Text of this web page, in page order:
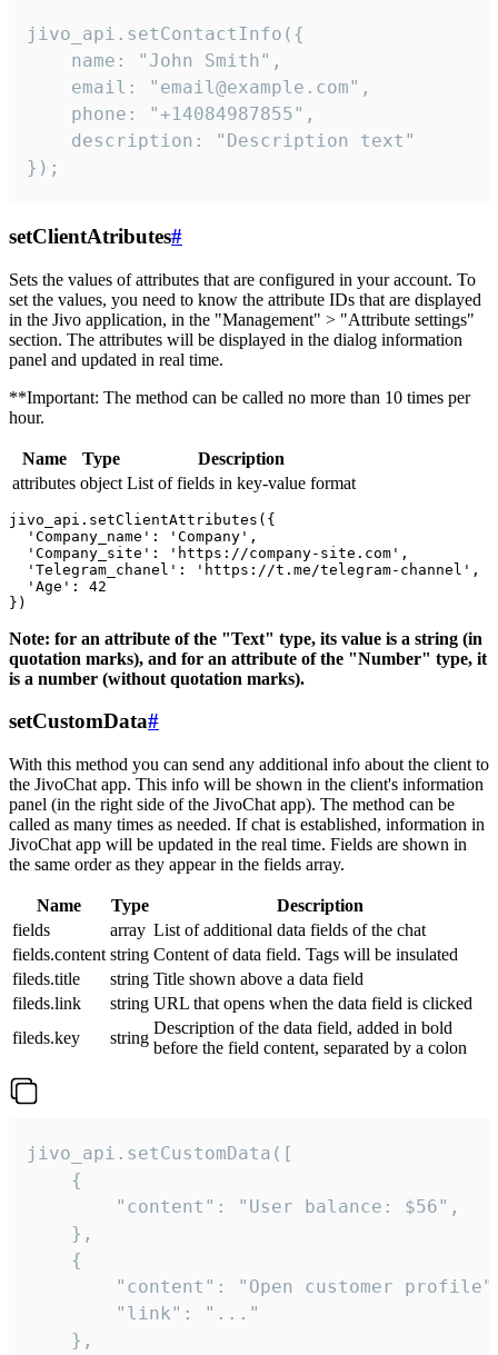
jivo_api.setContactInfo({
    name: "John Smith",
    email: "email@example.com",
    phone: "+14084987855",
    description: "Description text"
});
setClientAtributes#
Sets the values ​​of attributes that are configured in your account. To
set the values, you need to know the attribute IDs that are displayed
in the Jivo application, in the "Management" > "Attribute settings"
section. The attributes will be displayed in the dialog information
panel and updated in real time.
**Important: The method can be called no more than 10 times per
hour.
Name Type
Description
attributes object List of fields in key-value format
jivo_api.setClientAttributes({
  'Company_name': 'Company',
  'Company_site': 'https://company-site.com',
  'Telegram_chanel': 'https://t.me/telegram-channel',
  'Age': 42
Note: for an attribute of the "Text" type, its value is a string (in
quotation marks), and for an attribute of the "Number" type, it
is a number (without quotation marks).
setCustomData#
With this method you can send any additional info about the client to
the JivoChat app. This info will be shown in the client's information
panel (in the right side of the JivoChat app). The method can be
called as many times as needed. If chat is established, information in
JivoChat app will be updated in the real time. Fields are shown in
the same order as they appear in the fields array.
Name Type
Description
fields
array List of additional data fields of the chat
fields.content string Content of data field. Tags will be insulated
fileds.title
string Title shown above a data field
fileds.link
string URL that opens when the data field is clicked
fileds.key
string
Description of the data field, added in bold
before the field content, separated by a colon
jivo_api.setCustomData([
    {
        "content": "User balance: $56",
    },
    {
"content": "Open customer
        "link": "..."
    },